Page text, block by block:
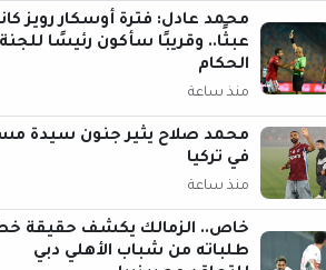
محمد عادل: فترة أوسكار رويز
عبثًا.. وقريبًا سأكون رئيسًا للجنة
الحكام
منذ ساعة
محمد صلاح يثير جنون سيدة
في تركيا
منذ ساعة
خاص.. الزمالك يكشف حقيقة
طلباته من شباب الأهلي دبي